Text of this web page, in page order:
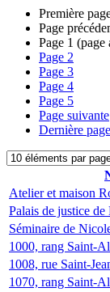
Première
Page
Page 1 (page
Page 2
Page 3
Page 4
Page 5
Page suivante
Dernière page
Atelier et maison
Palais de justice
Séminaire de
1000, rang Saint-
1008, rue Saint-
1070, rang Saint-